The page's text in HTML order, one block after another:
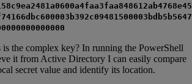
the complex key? In running the PowerShell
it from Active Directory I can easily compare
secret value and identify its location.